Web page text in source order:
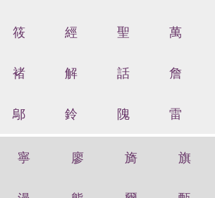
筱 經 聖 萬
褚 解 話 詹
鄔 鈴 隗 雷
寧 廖 旖 旗